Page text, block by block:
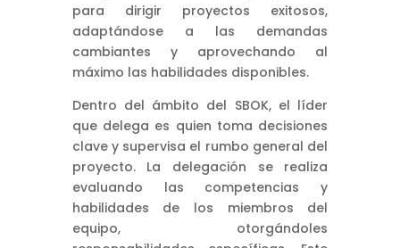
para dirigir proyectos exitosos,
adaptándose a las demandas
cambiantes y aprovechando al
máximo las habilidades disponibles.
Dentro del ámbito del SBOK, el líder
que delega es quien toma decisiones
clave y supervisa el rumbo general del
proyecto. La delegación se realiza
evaluando las competencias y
habilidades de los miembros del
equipo, otorgándoles